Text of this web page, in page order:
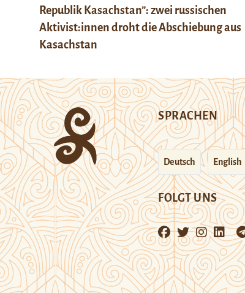
Republik Kasachstan”: zwei russischen
Aktivist:innen droht die Abschiebung aus
Kasachstan
SPRACHEN
Deutsch English
FOLGT UNS